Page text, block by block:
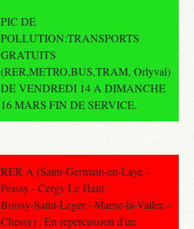
PIC DE
POLLUTION:TRANSPORTS
GRATUITS
(RER,METRO,BUS,TRAM, Orlyval)
DE VENDREDI 14 A DIMANCHE
16 MARS FIN DE SERVICE.
RER A (Saint-Germain-en-Laye -
Poissy - Cergy Le Haut-
Boissy-Saint-Leger - Marne-la-Vallee -
Chessy) : En repercussion d'un